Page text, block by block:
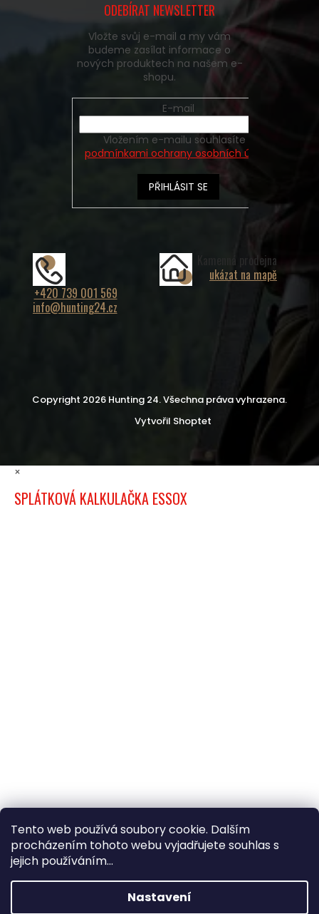
Tento web používá soubory cookie. Dalším
procházením tohoto webu vyjadřujete souhlas s
jejich používáním...
Nastavení
ODEBÍRAT NEWSLETTER
Vložte svůj e-mail a my vám
budeme zasílat informace o
nových produktech na našem e-
shopu.
E-mail
podmínkami ochrany osobních údajů
PŘIHLÁSIT SE
+420 739 001 569
info@hunting24.cz
Kamenná prodejna
ukázat na mapě
Vytvořil Shoptet
Copyright 2026 Hunting 24. Všechna práva vyhrazena.
×
SPLÁTKOVÁ KALKULAČKA ESSOX
×
Hledáte nejvýhodnější cenu? Získáte jí
pomocíregistrace